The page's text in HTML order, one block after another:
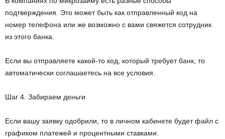
подтверждения. Это может быть как отправленный код на
номер телефона или же возможно с вами свяжется сотрудник
из этого банка.
Если вы отправляете какой-то код, который требует банк, то
автоматически соглашаетесь на все условия.
Шаг 4. Забираем деньги
Если вашу заявку одобрили, то в личном кабинете будет файл с
графиком платежей и процентными ставками.